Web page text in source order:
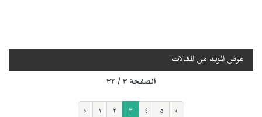
عرض المزيد من المقالات
الصفحة ٣ / ٣٢
‹ ١ ٢ ٣ ٤ ٥ ›